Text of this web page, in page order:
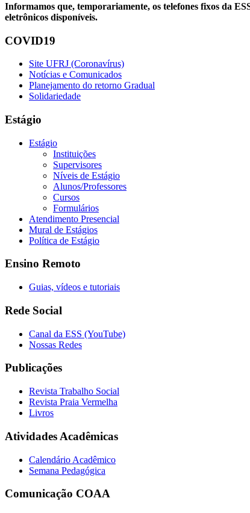
Informamos que, temporariamente, os telefones fixos da
eletrônicos disponíveis.
COVID19
Site UFRJ (Coronavírus)
Notícias e Comunicados
Planejamento do retorno Gradual
Solidariedade
Estágio
Estágio
Instituições
Supervisores
Níveis de Estágio
Alunos/Professores
Cursos
Formulários
Atendimento Presencial
Mural de Estágios
Política de Estágio
Ensino Remoto
Guias, vídeos e tutoriais
Rede Social
Canal da ESS (YouTube)
Nossas Redes
Publicações
Revista Trabalho Social
Revista Praia Vermelha
Livros
Atividades Acadêmicas
Calendário Acadêmico
Semana Pedagógica
Comunicação COAA